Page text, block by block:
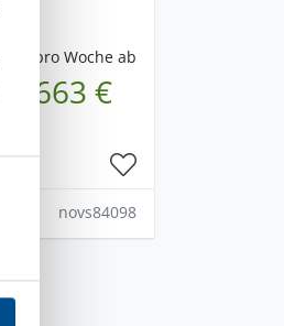
pro Woche ab
663 €
novs84098